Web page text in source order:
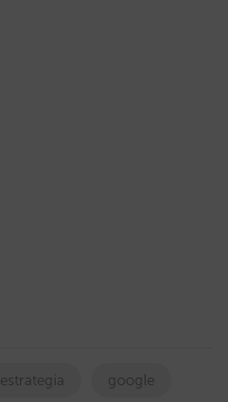
estrategia google